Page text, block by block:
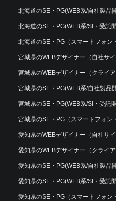
北海道のSE・PG(WEB系/自社製品
北海道のSE・PG(WEB系/SI・受託
北海道のSE・PG（スマートフォン
宮城県のWEBデザイナー（自社サ
宮城県のWEBデザイナー（クライ
宮城県のSE・PG(WEB系/自社製品
宮城県のSE・PG(WEB系/SI・受託
宮城県のSE・PG（スマートフォン
愛知県のWEBデザイナー（自社サ
愛知県のWEBデザイナー（クライ
愛知県のSE・PG(WEB系/自社製品
愛知県のSE・PG(WEB系/SI・受託
愛知県のSE・PG（スマートフォン